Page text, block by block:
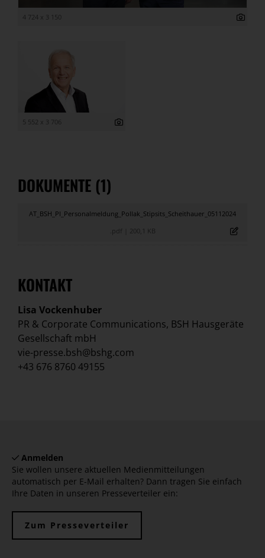
4 724 x 3 150
5 552 x 3 706
DOKUMENTE (1)
AT_BSH_PI_Personalmeldung_Pollak_Stipsits_Scheithauer_05112024
.pdf
200,1 KB
KONTAKT
Lisa Vockenhuber
PR & Corporate Communications, BSH Hausgeräte
Gesellschaft mbH
vie-presse.bsh@bshg.com
+43 676 8760 49155
Anmelden
Sie wollen unsere aktuellen Medienmitteilungen
automatisch per E-Mail erhalten? Dann tragen Sie einfach
Ihre Daten in unseren Presseverteiler ein:
Zum Presseverteiler